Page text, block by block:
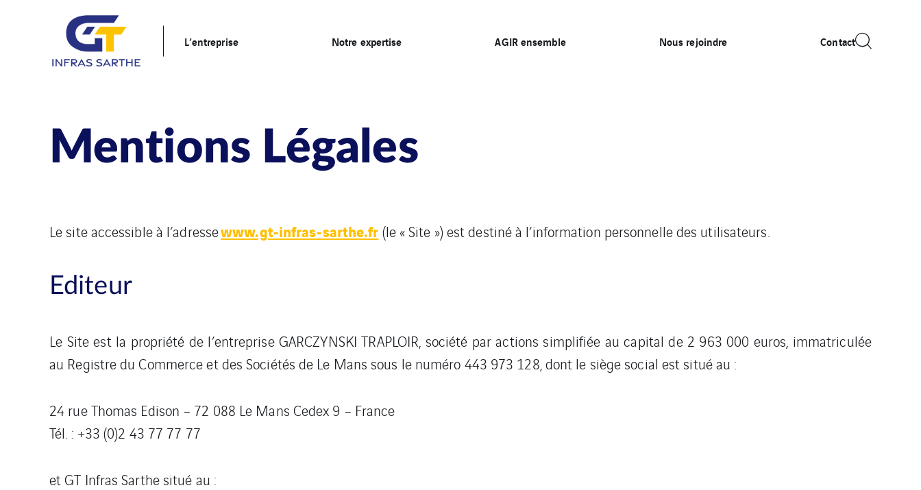
L’entreprise Notre expertise AGIR ensemble Nous rejoindre Contact
Mentions Légales
Le site accessible à l’adressewww.gt-infras-sarthe.fr (le « Site ») est destiné à l’information personnelle des utilisateurs.
Editeur
Le Site est la propriété de l’entreprise GARCZYNSKI TRAPLOIR, société par actions simplifiée au capital de 2 963 000 euros, immatriculée
au Registre du Commerce et des Sociétés de Le Mans sous le numéro 443 973 128, dont le siège social est situé au :
24 rue Thomas Edison – 72 088 Le Mans Cedex 9 – France
Tél. : +33 (0)2 43 77 77 77
et GT Infras Sarthe situé au :